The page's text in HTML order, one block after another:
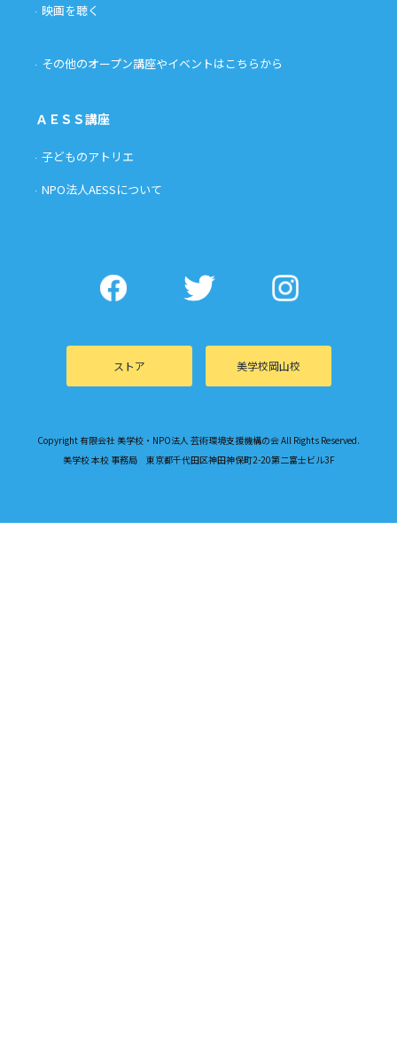
映画を聴く
その他のオープン講座やイベントはこちらから
ＡＥＳＳ講座
子どものアトリエ
NPO法人AESSについて
ストア 美学校岡山校
Copyright 有限会社 美学校・NPO法人 芸術環境支援機構の会 All Rights Reserved.
美学校 本校 事務局 東京都千代田区神田神保町2-20第二富士ビル3F